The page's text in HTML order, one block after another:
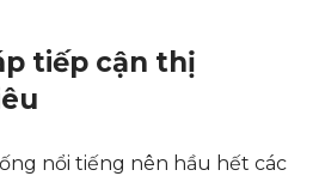
tiếp cận thị
nổi tiếng nên hầu hết các